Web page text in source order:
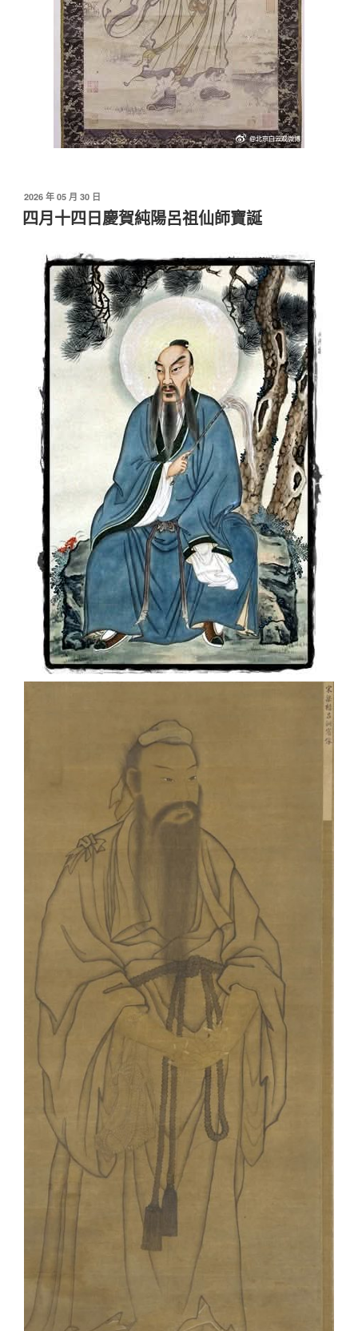
發
佈
於
2026 年 05 月 30 日
四月十四日慶賀純陽呂祖仙師寶誕